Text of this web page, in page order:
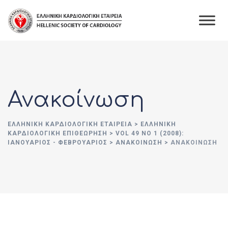
content
Ανακοίνωση
ΕΛΛΗΝΙΚΉ ΚΑΡΔΙΟΛΟΓΙΚΉ ΕΤΑΙΡΕΊΑ > ΕΛΛΗΝΙΚΗ
ΚΑΡΔΙΟΛΟΓΙΚΗ ΕΠΙΘΕΩΡΗΣΗ > VOL 49 NO 1 (2008):
ΙΑΝΟΥΆΡΙΟΣ - ΦΕΒΡΟΥΆΡΙΟΣ > ΑΝΑΚΟΙΝΩΣΗ > ΑΝΑΚΟΊΝΩΣΗ